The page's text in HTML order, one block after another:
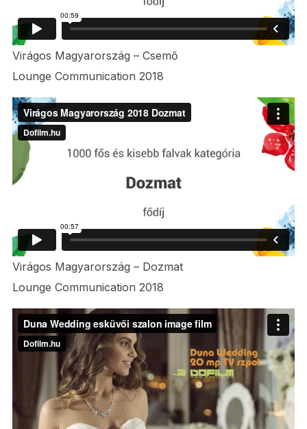
Virágos Magyarország – Csemő
Lounge Communication 2018
Virágos Magyarország – Dozmat
Lounge Communication 2018